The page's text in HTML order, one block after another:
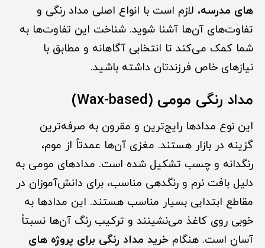
های مدرسه، لازم است با انواع اصلی مداد رنگی و
تفاوت‌های آن‌ها آشنا شوید. شناخت این تفاوت‌ها به
شما کمک می‌کند تا انتخابی آگاهانه و مطابق با
نیازهای خاص فرزندتان داشته باشید.
مداد رنگی مومی (Wax-based)
این نوع مدادها رایج‌ترین و مقرون به صرفه‌ترین
گزینه در بازار هستند. مغزی آن‌ها عمدتاً از موم،
رنگدانه و چسب تشکیل شده است. مدادهای مومی به
دلیل بافت نرم و رنگدهی مناسب، برای دانش‌آموزان در
مقاطع ابتدایی بسیار مناسب هستند. این مدادها به
خوبی روی کاغذ می‌نشینند و ترکیب رنگ آن‌ها نسبتاً
آسان است. هنگام خرید مداد رنگی برای پروژه های